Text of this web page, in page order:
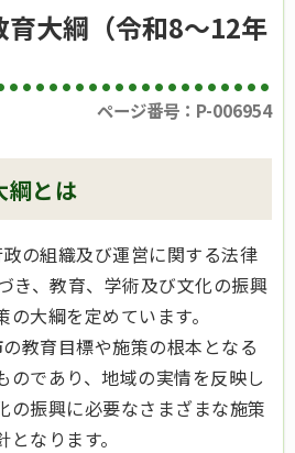
大綱（令和8～12年
ページ番号：P-006954
綱とは
の組織及び運営に関する法律
き、教育、学術及び文化の振興
大綱を定めています。
教育目標や施策の根本となる
のであり、地域の実情を反映し
の振興に必要なさまざまな施策
なります。